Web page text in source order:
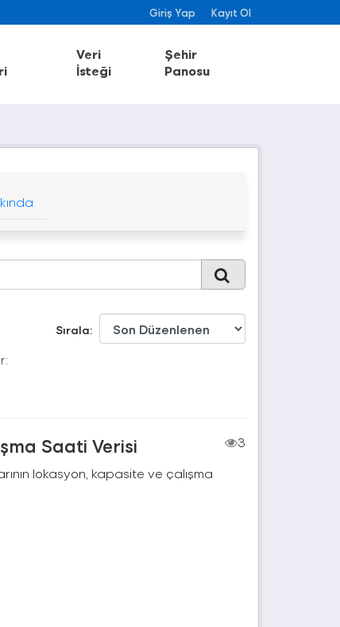
Giriş Yap Kayıt Ol
Veri
İsteği
Şehir
Panosu
Sırala
Saati Verisi
3
lokasyon, kapasite ve çalışma